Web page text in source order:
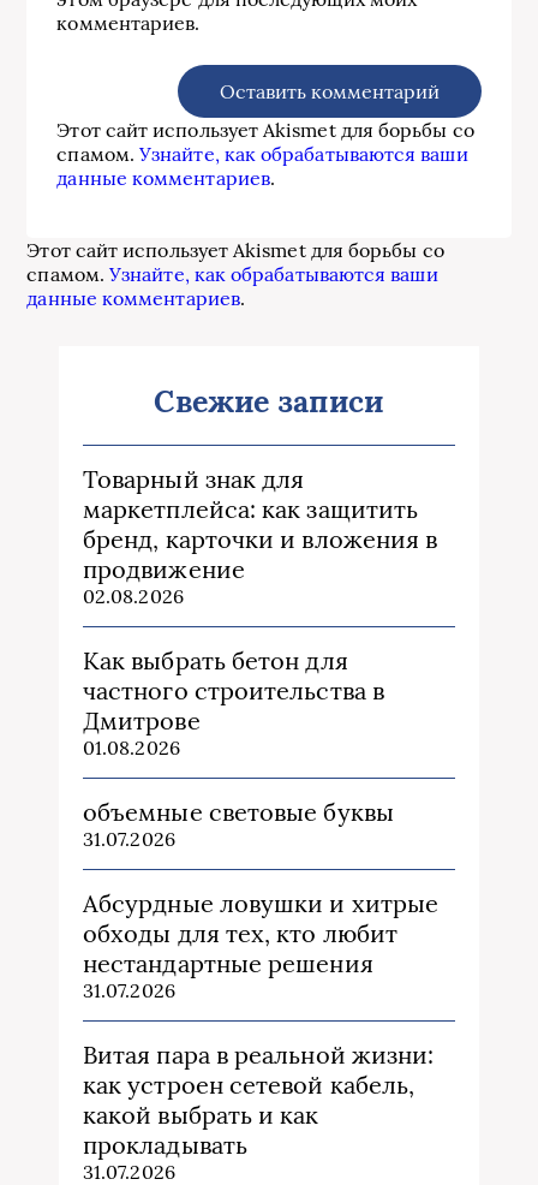
комментариев.
Этот сайт использует Akismet для борьбы со
спамом.Узнайте, как обрабатываются ваши
данные комментариев.
Этот сайт использует Akismet для борьбы со
спамом.Узнайте, как обрабатываются ваши
данные комментариев.
Свежие записи
Товарный знак для
маркетплейса: как защитить
бренд, карточки и вложения в
продвижение
02.08.2026
Как выбрать бетон для
частного строительства в
Дмитрове
01.08.2026
объемные световые буквы
31.07.2026
Абсурдные ловушки и хитрые
обходы для тех, кто любит
нестандартные решения
31.07.2026
Витая пара в реальной жизни:
как устроен сетевой кабель,
какой выбрать и как
прокладывать
31.07.2026